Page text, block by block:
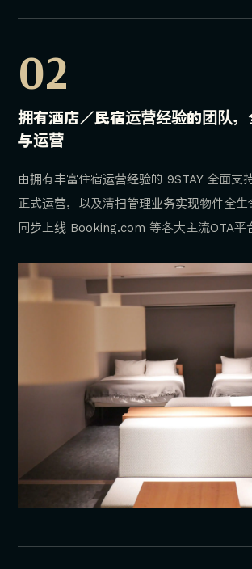
02
拥有酒店／民宿运营经验的团队
与运营
由拥有丰富住宿运营经验的 9STAY 全面支
正式运营，以及清扫管理业务实现物件全生
同步上线 Booking.com 等各大主流OTA平